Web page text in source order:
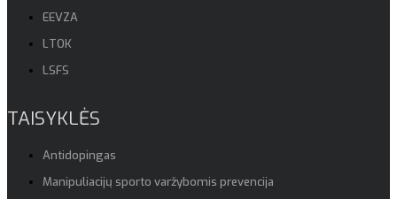
EEVZA
LTOK
LSFS
TAISYKLĖS
Antidopingas
Manipuliacijų sporto varžybomis prevencija